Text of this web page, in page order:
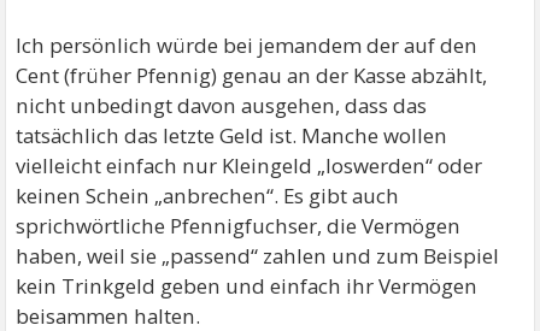
Ich persönlich würde bei jemandem der auf den
Cent (früher Pfennig) genau an der Kasse abzählt,
nicht unbedingt davon ausgehen, dass das
tatsächlich das letzte Geld ist. Manche wollen
vielleicht einfach nur Kleingeld „loswerden“ oder
keinen Schein „anbrechen“. Es gibt auch
sprichwörtliche Pfennigfuchser, die Vermögen
haben, weil sie „passend“ zahlen und zum Beispiel
kein Trinkgeld geben und einfach ihr Vermögen
beisammen halten.